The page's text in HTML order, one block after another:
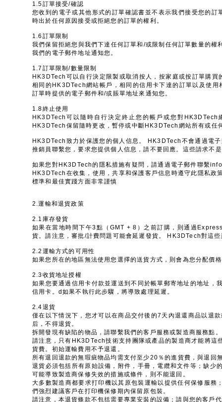
1.5訂單接受/確認
您收到的電子或其他形式的訂單確認書並不表示我們接受您的
時出於任何原因接受或拒絕您的訂單的權利。
1.6訂單限制
我們保留拒絕您與我們下達任何訂單和/或限制任何訂單數量的
我們的電子郵件地址通知您。
1.7訂單限制/數量限制
HK3DTech可以自行決定限製或取消按人，按家庭或按訂單購
相同的HK3DTech網站帳戶，相同的信用卡下達的訂單以及使
訂單時提供的電子郵件和/或賬單地址來通知您。
1.8終止使用
HK3DTech可以隨時自行決定終止您的帳戶或您對
HK3DTech保留隨時更改，暫停或中斷HK3DTech網站所有或任
HK3DTech致力於保護您的個人信息。 HK3DTech不會通過電
推銷員聯繫您，要求您提供個人信息，請不要回應。這些請求不
如果您對HK3DTech的隱私措施有疑問，請通過電子郵件聯繫
HK3DTech在收集，使用，共享和保護客戶信息時遵守此隱私
標準和最佳實踐方面非常謹慎
2.運輸和退貨政策
2.1庫存發貨
如果在當地時間下午3點（GMT + 8）之前訂購，則通過
貨。請注意，審批/計費問題可能會延遲發貨。 HK3DTech對這
2.2運輸方式的可用性
如果您所在的地區無法使用您選擇的送貨方式，則會為您分配價
2.3收貨地址授權
如果您要通過信用卡付款並運送到不同於帳單郵寄地址的地址，
信用卡。d如果不執行此步驟，將導致處理延遲。
2.4退貨
僅在以下情況下，您才可以在商品交付後的7天內退還商品以退
后，不得退貨。
拆開發現有缺陷的物品，請聯繫我們的客戶服務或製造商服務點
請注意，只有HK3DTech技術支持團隊或產品的製造商才能將這
貨費。初始運輸費用不予退還。
所有退回退款的無瑕疵物品均需支付至少20％的進貨費，與退回
退貨必須包括所有原始設備，附件，手冊，電纜和文件等；缺少
可能導致製造商保修失效的措施或條件，則不能退回。
大多數製造商都要求打印機以其原包裝運輸以提供任何保修服
們強烈建議客戶在打印機保修期內保留原包裝。
請注意，本退貨條款不包括需要專業安裝的設備；請與您的客戶